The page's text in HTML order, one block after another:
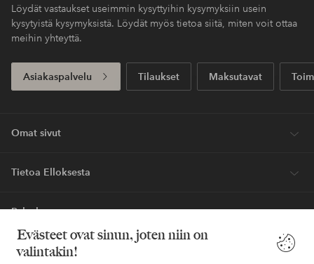
Evästeet ovat sinun, joten niin on
valintakin!
Löydät vastaukset useimmin kysyttyihin kysymyksiin usein
kysytyistä kysymyksistä. Löydät myös tietoa siitä, miten voit ottaa
meihin yhteyttä.
Asiakaspalvelu Tilaukset Maksutavat
Omat sivut
Tietoa Elloksesta
Palvelumme
Ehdot